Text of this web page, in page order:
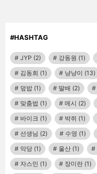
#HASHTAG
JYP (2) 강동원 (1)
김동희 (1) 냥냥이 (13)
덮밥 (1) 딸배 (2)
맞춤법 (1) 메시 (2)
바이크 (1) 박쥐 (1)
선생님 (2) 수영 (1)
악당 (1) 울산 (1)
자스민 (1) 장미란 (1)